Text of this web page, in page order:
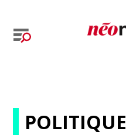
POLITIQUE